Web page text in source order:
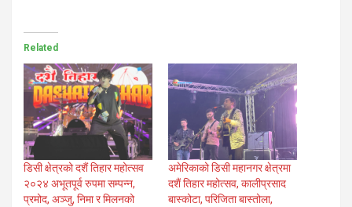
Related
डिसी क्षेत्रको दशैं तिहार महोत्सव
२०२४ अभूतपूर्व रुपमा सम्पन्न,
प्रमोद, अञ्जु, निमा र मिलनको
अमेरिकाको डिसी महानगर क्षेत्रमा
दशैं तिहार महोत्सव, कालीप्रसाद
बास्कोटा, परिजिता बास्तोला,